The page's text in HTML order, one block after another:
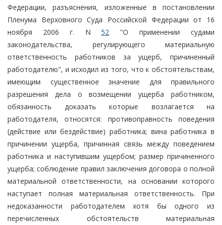
Федерации, разъяснения, изложенные в постановлении
Пленума Верховного Суда Российской Федерации от 16
ноября 2006 г. N52 "О применении судами
законодательства, регулирующего материальную
ответственность работников за ущерб, причиненный
работодателю", и исходил из того, что к обстоятельствам,
имеющим существенное значение для правильного
разрешения дела о возмещении ущерба работником,
обязанность доказать которые возлагается на
работодателя, относятся: противоправность поведения
(действие или бездействие) работника; вина работника в
причинении ущерба, причинная связь между поведением
работника и наступившим ущербом; размер причиненного
ущерба; соблюдение правил заключения договора о полной
материальной ответственности, на основании которого
наступает полная материальная ответственность. При
недоказанности работодателем хотя бы одного из
перечисленных обстоятельств материальная